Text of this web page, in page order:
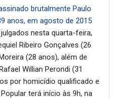
brutalmente Paulo
anos, em agosto de 2015
nesta quarta-feira,
Ribeiro Gonçalves (26
(28 anos), além de
Willian Perondi (31
por homicídio qualificado e
terá início às 9h, na